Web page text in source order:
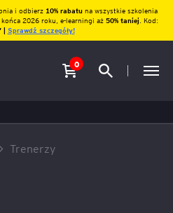
i odbierz10% rabatu na wszystkie szkolenia
2026 roku, e-learningi aż 50% taniej. Kod:
| Sprawdź szczegóły!
0
Trenerzy